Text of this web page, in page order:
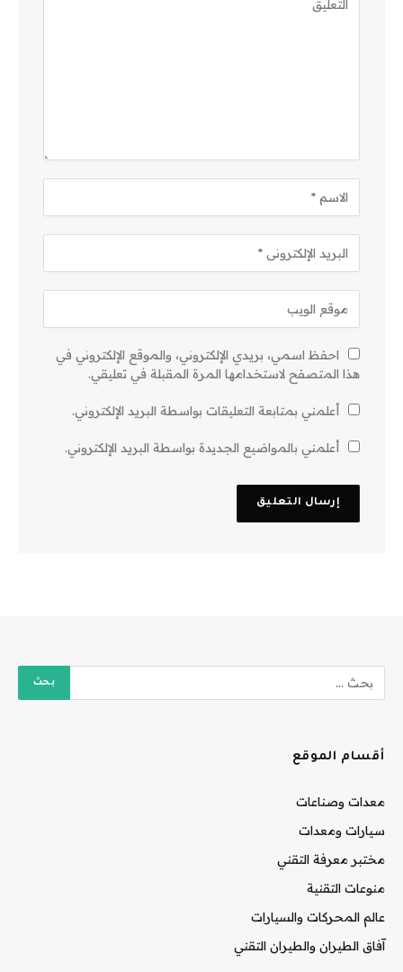
احفظ اسمي، بريدي الإلكتروني، والموقع الإلكتروني في
هذا المتصفح لاستخدامها المرة المقبلة في تعليقي.
أعلمني بمتابعة التعليقات بواسطة البريد الإلكتروني.
أعلمني بالمواضيع الجديدة بواسطة البريد الإلكتروني.
أقسام الموقع
معدات وصناعات
سيارات ومعدات
مختبر معرفة التقني
منوعات التقنية
عالم المحركات والسيارات
آفاق الطيران والطيران التقني